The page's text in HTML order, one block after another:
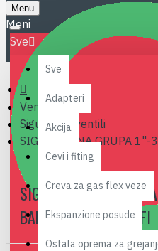
Menu
Sve
Sve
Adapteri
Akcija
Cevi i fiting
Creva za gas flex veze
Ekspanzione posude
Ostala oprema za
Ventili
Sigurnosni ventili
SIGURNOSNA GRUPA 1"-
SIGURNOSNA GRUPA
BARA SA IZOL. CALEFFI